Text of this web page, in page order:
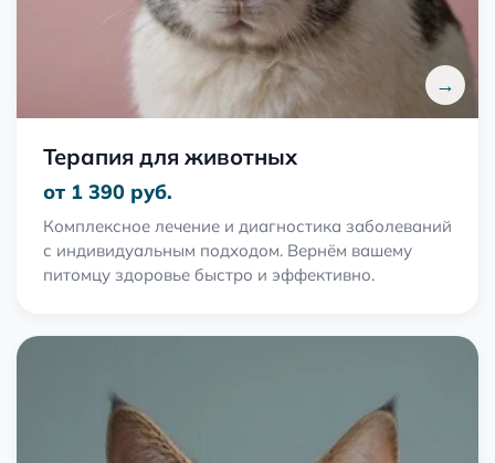
→
Терапия для животных
от 1 390 руб.
Комплексное лечение и диагностика заболеваний
с индивидуальным подходом. Вернём вашему
питомцу здоровье быстро и эффективно.